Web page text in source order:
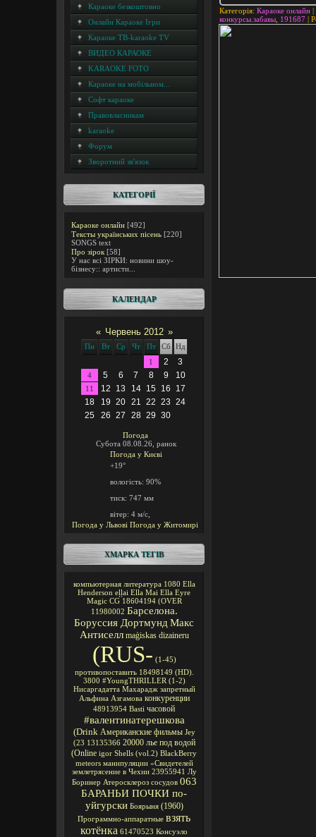
Караоке безкоштовно
Онлайн Караоке Ігри
Караоке ТВ-karaoke TV
ВИДЕО КАРАОКЕ
KARAOKE FOTO
Караоке на мобільном...
Софт караоке
Правовласникам
karaoke
Форум
Зворотний зв'язок
КАТЕГОРІЇ
Караоке онлайн [492]
Тексты українських пісень [220]
SONGS text
Про зірок [58]
У нас всі ЗІРКИ: новини шоу-
бізнесу:: артисти...
КАЛЕНДАР
« Червень 2012 »
Пн Вт Ср Чт Пт Сб
Нд
1
2 3
4 5 6 7 8 9 10
11 12 13 14 15 16
17
18
19 20 21 22 23 24
25
26 27 28 29 30
Погода
Субота 08.08.26, ранок
Погода у Києві
+19°
вологість: 90%
тиск: 747 мм
вітер: 4 м/с,
Погода у Львові Погода у Житомирі
ХМАРКА ТЕГІВ
компьютерная литература 1080 Ella
Henderson eļļai Ella Mai Ella Eyre
Magic CG 18604194 (OVER
11980002 Барселона.
Боруссия Дортмунд Макс
Антиселл maģiskas dizaineru
(RUS- (1-45)
противопоставить 18498149 (HD).
3800 #YoungTHRILLER (1-2)
Нисаргадатта Махарадж запретный
Альфина Азгамова конкуренции
48913954 Basti часовой
#валентинатерешкова
(Drink Американские фильмы Jey
(23 13135366 20000 лье под водой
(Online igor Shells (vol.2) BlackBerry
meteors манипуляции «Свидетелей
землетрясение в Чехии 23955941 Лу
Боринер Атеросклероз сосудов 063
БАРАНЬИ ПОЧКИ по-
уйгурски Боярыня (1960)
Программно-аппаратные взять
котёнка 61470523 Консуэло
Категорія: Караоке онлайн |
конкурсы.забавы 191687 |